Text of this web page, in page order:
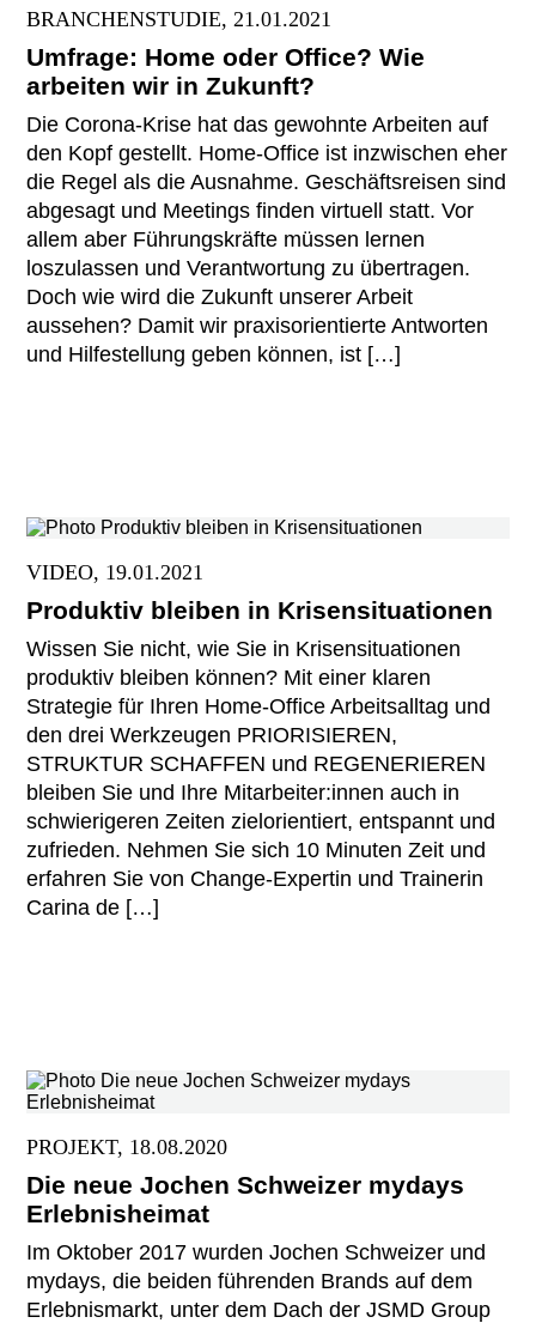
BRANCHENSTUDIE, 21.01.2021
Umfrage: Home oder Office? Wie
arbeiten wir in Zukunft?
Die Corona-Krise hat das gewohnte Arbeiten auf
den Kopf gestellt. Home-Office ist inzwischen eher
die Regel als die Ausnahme. Geschäftsreisen sind
abgesagt und Meetings finden virtuell statt. Vor
allem aber Führungskräfte müssen lernen
loszulassen und Verantwortung zu übertragen.
Doch wie wird die Zukunft unserer Arbeit
aussehen? Damit wir praxisorientierte Antworten
und Hilfestellung geben können, ist […]
VIDEO, 19.01.2021
Produktiv bleiben in Krisensituationen
Wissen Sie nicht, wie Sie in Krisensituationen
produktiv bleiben können? Mit einer klaren
Strategie für Ihren Home-Office Arbeitsalltag und
den drei Werkzeugen PRIORISIEREN,
STRUKTUR SCHAFFEN und REGENERIEREN
bleiben Sie und Ihre Mitarbeiter:innen auch in
schwierigeren Zeiten zielorientiert, entspannt und
zufrieden. Nehmen Sie sich 10 Minuten Zeit und
erfahren Sie von Change-Expertin und Trainerin
Carina de […]
PROJEKT, 18.08.2020
Die neue Jochen Schweizer mydays
Erlebnisheimat
Im Oktober 2017 wurden Jochen Schweizer und
mydays, die beiden führenden Brands auf dem
Erlebnismarkt, unter dem Dach der JSMD Group